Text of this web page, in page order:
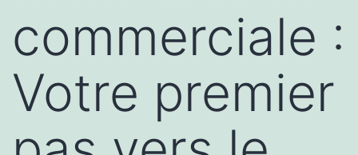
commerciale :
Votre premier